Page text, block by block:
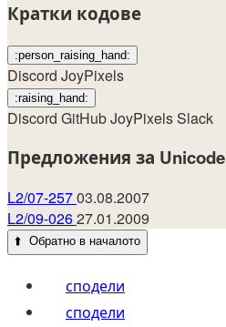
Кратки кодове
:person_raising_hand:
Discord JoyPixels
:raising_hand:
Discord GitHubJoyPixelsSlack
Предложения за Unicode
L2/07-25703.08.2007
L2/09-02627.01.2009
⬆️ Обратно в началото
сподели
сподели